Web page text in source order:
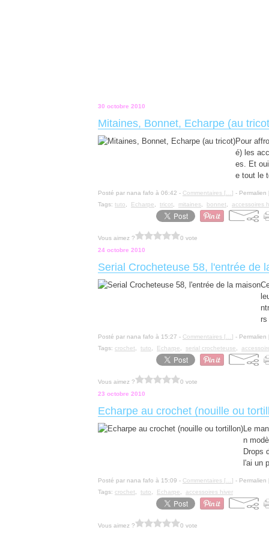
30 octobre 2010
Mitaines, Bonnet, Echarpe (au
Pour
é) les
es. Et
e tout le
Posté par nana fafo à 06:42 - Commentaires [ ] - Permalien
Tags: tuto Echarpe tricot mitaines bonnet accessoires
Vous aimez ?
0 vote
24 octobre 2010
Serial Crocheteuse 58, l'entrée de
rs
Posté par nana fafo à 15:27 - Commentaires [ ] - Permalien
Tags: crochet tuto Echarpe serial crocheteuse
Vous aimez ?
0 vote
23 octobre 2010
Echarpe au crochet (nouille ou
Le
n
Drops
l'ai un
Posté par nana fafo à 15:09 - Commentaires [ ] - Permalien
Tags: crochet tuto Echarpe accessoires hiver
Vous aimez ? 0 vote